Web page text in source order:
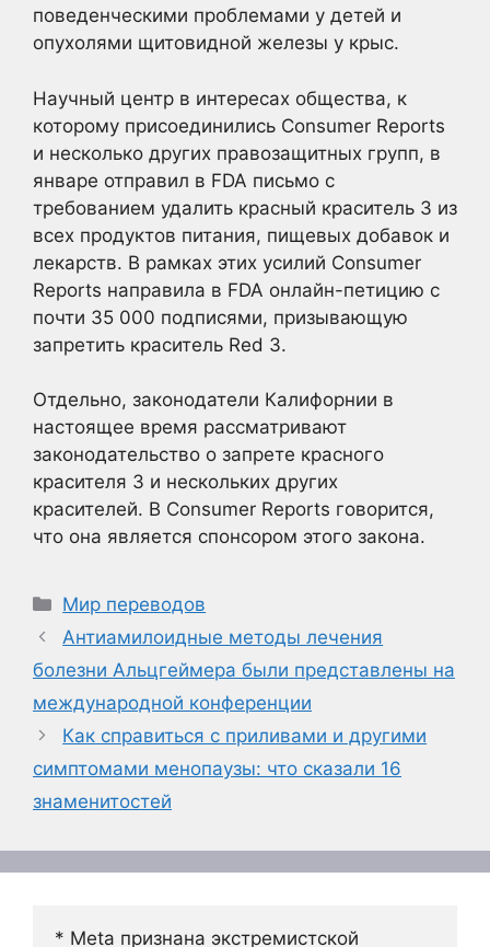
поведенческими проблемами у детей и
опухолями щитовидной железы у крыс.
Научный центр в интересах общества, к
которому присоединились Consumer Reports
и несколько других правозащитных групп, в
январе отправил в FDA письмо с
требованием удалить красный краситель 3 из
всех продуктов питания, пищевых добавок и
лекарств. В рамках этих усилий Consumer
Reports направила в FDA онлайн-петицию с
почти 35 000 подписями, призывающую
запретить краситель Red 3.
Отдельно, законодатели Калифорнии в
настоящее время рассматривают
законодательство о запрете красного
красителя 3 и нескольких других
красителей. В Consumer Reports говорится,
что она является спонсором этого закона.
Рубрики
Мир переводов
Антиамилоидные методы лечения
болезни Альцгеймера были представлены на
международной конференции
Как справиться с приливами и другими
симптомами менопаузы: что сказали 16
знаменитостей
* Meta признана экстремистской